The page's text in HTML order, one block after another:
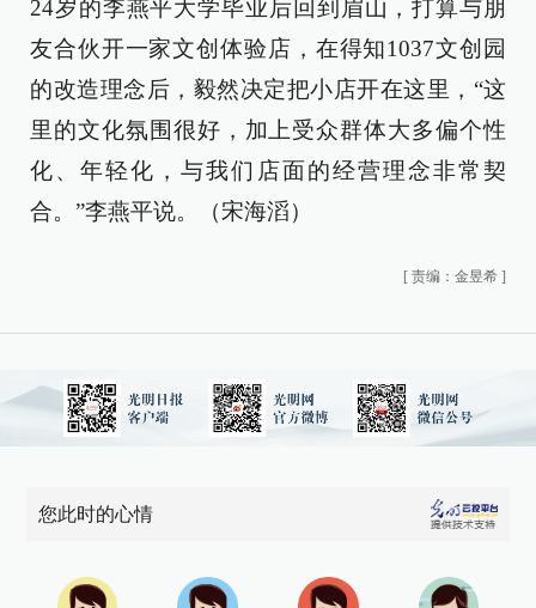
24岁的李燕平大学毕业后回到眉山，打算与朋
友合伙开一家文创体验店，在得知1037文创园
的改造理念后，毅然决定把小店开在这里，“这
里的文化氛围很好，加上受众群体大多偏个性
化、年轻化，与我们店面的经营理念非常契
合。”李燕平说。（宋海滔）
[ 责编：金昱希 ]
您此时的心情